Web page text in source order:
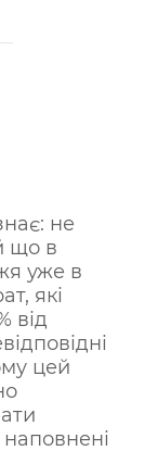
не
що в
уже в
які
від
цей